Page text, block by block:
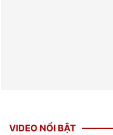
VIDEO NỔI BẬT